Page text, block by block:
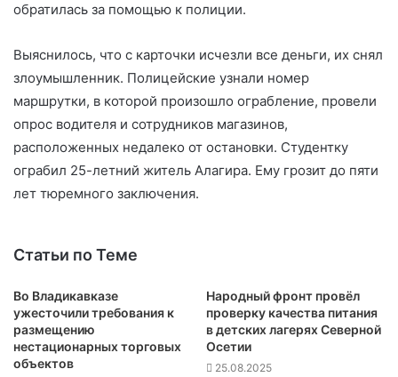
обратилась за помощью к полиции.
Выяснилось, что с карточки исчезли все деньги, их снял
злоумышленник. Полицейские узнали номер
маршрутки, в которой произошло ограбление, провели
опрос водителя и сотрудников магазинов,
расположенных недалеко от остановки. Студентку
ограбил 25-летний житель Алагира. Ему грозит до пяти
лет тюремного заключения.
Статьи по Теме
Во Владикавказе
ужесточили требования к
размещению
нестационарных торговых
объектов
Народный фронт провёл
проверку качества питания
в детских лагерях Северной
Осетии
25.08.2025